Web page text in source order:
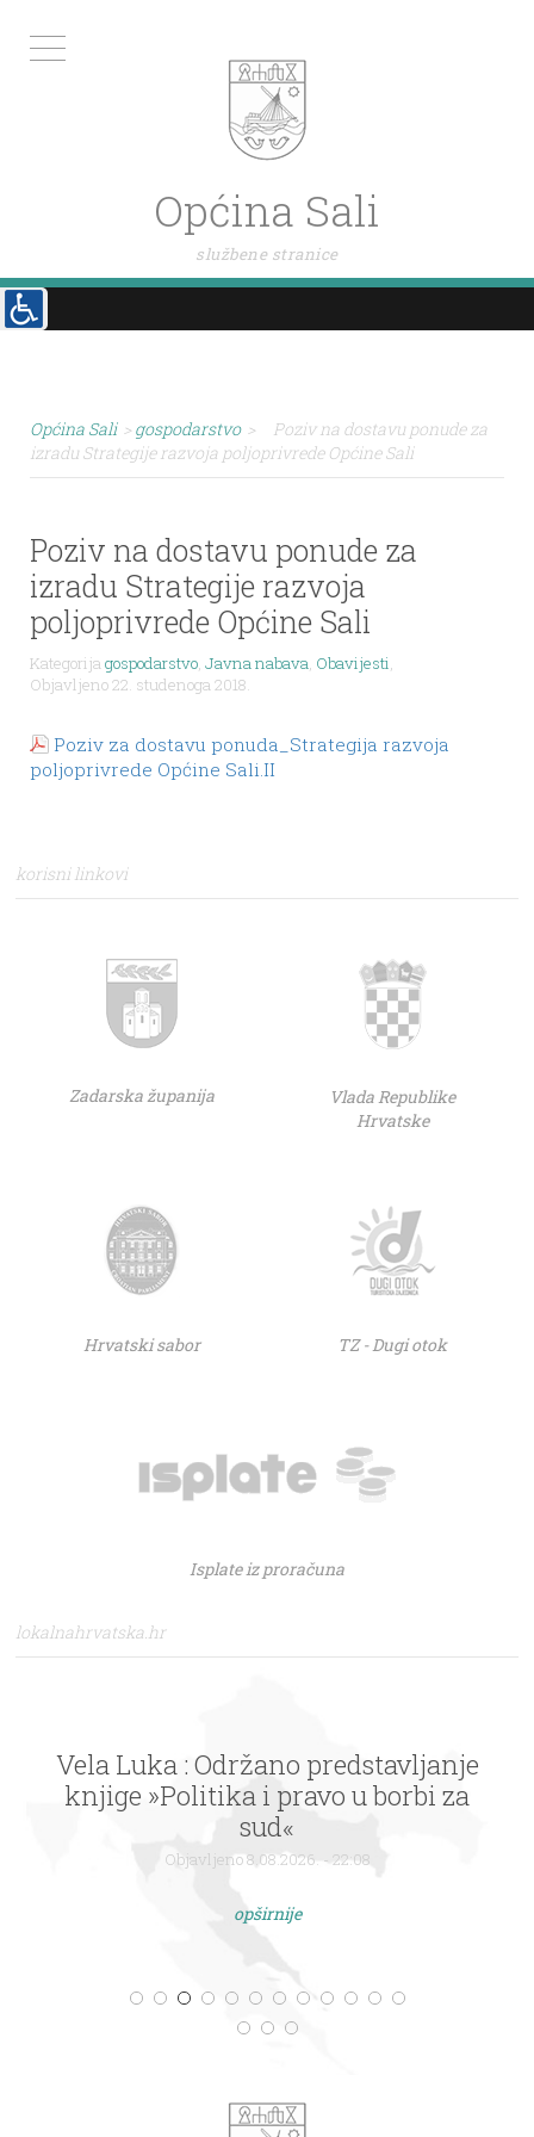
Općina Sali
službene stranice
Općina Sali > gospodarstvo >
Poziv na dostavu ponude za
izradu Strategije razvoja poljoprivrede Općine Sali
Poziv na dostavu ponude za
izradu Strategije razvoja
poljoprivrede Općine Sali
Kategorijagospodarstvo, Javna nabava, Obavijesti,
Objavljeno 22. studenoga 2018.
Poziv za dostavu ponuda_Strategija razvoja
poljoprivrede Općine Sali.II
korisni linkovi
Zadarska županija
Vlada Republike
Hrvatske
Hrvatski sabor TZ - Dugi otok
Isplate iz proračuna
lokalnahrvatska.hr
Vela Luka : Održano predstavljanje
knjige »Politika i pravo u borbi za
sud«
Objavljeno 8.08.2026. - 22:08
opširnije